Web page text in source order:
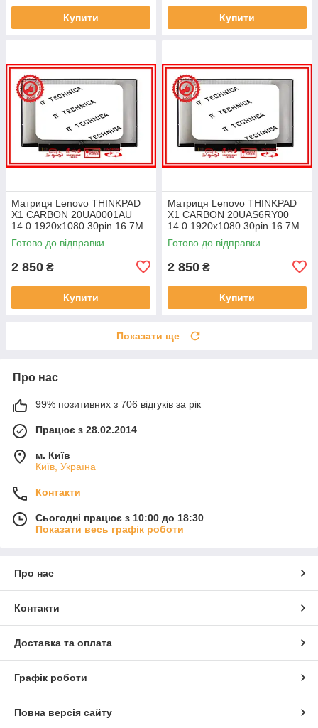
Купити Купити
Матриця Lenovo THINKPAD
X1 CARBON 20UA0001AU
14.0 1920x1080 30pin 16.7M
45% NTSC 300 cd/m² для
ноутбука
Готово до відправки
2 850 ₴
Купити
Матриця Lenovo THINKPAD
X1 CARBON 20UAS6RY00
14.0 1920x1080 30pin 16.7M
45% NTSC 300 cd/m² для
ноутбука
Готово до відправки
2 850 ₴
Купити
Показати ще
Про нас
99% позитивних з 706 відгуків за рік
Працює з 28.02.2014
м. Київ
Київ, Україна
Контакти
Сьогодні працює з 10:00 до 18:30
Показати весь графік роботи
Про нас
Контакти
Доставка та оплата
Графік роботи
Повна версія сайту